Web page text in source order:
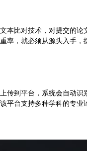
本比对技术，对提交的论
率，就必须从源头入手，
传到平台，系统会自动识
平台支持多种学科的专业